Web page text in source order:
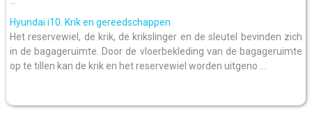
Hyundai i10. Krik en gereedschappen
Het reservewiel, de krik, de krikslinger en de sleutel bevinden zich
in de bagageruimte. Door de vloerbekleding van de bagageruimte
op te tillen kan de krik en het reservewiel worden uitgeno ...